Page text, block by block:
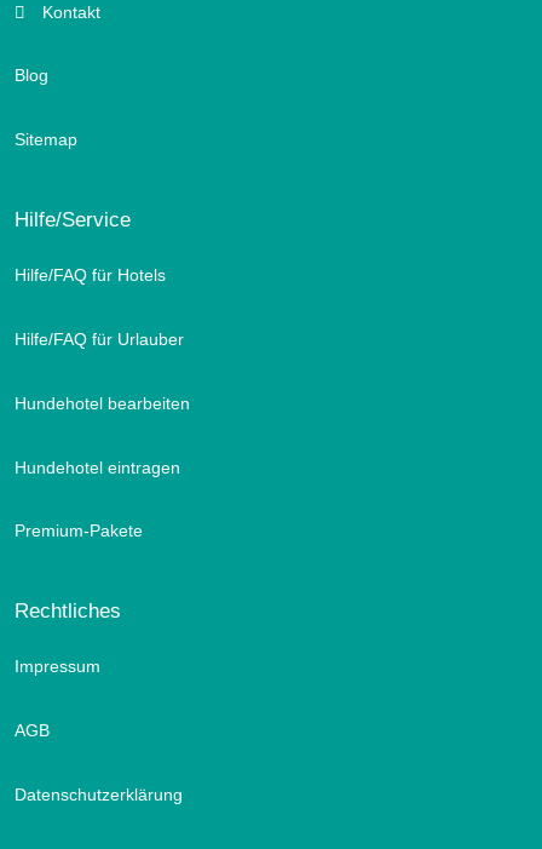
Kontakt
Blog
Sitemap
Hilfe/Service
Hilfe/FAQ für Hotels
Hilfe/FAQ für Urlauber
Hundehotel bearbeiten
Hundehotel eintragen
Premium-Pakete
Rechtliches
Impressum
AGB
Datenschutzerklärung